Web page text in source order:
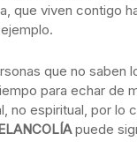
que viven contigo
que no saben
para echar de
no espiritual, por lo
puede